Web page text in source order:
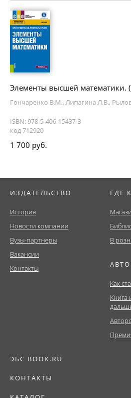
Элементы высшей математики.
Гончаренко В.М., Липагина Л.В.,
ISBN: 978-5-406-15437-3
код 712920
1 700 руб.
ИЗДАТЕЛЬСТВО
История
Новости компании
Вузы-партнеры
Вакансии
Контакты
ГДЕ
В
Как
Книга
ЭБС BOOK.RU
КОНТАКТЫ